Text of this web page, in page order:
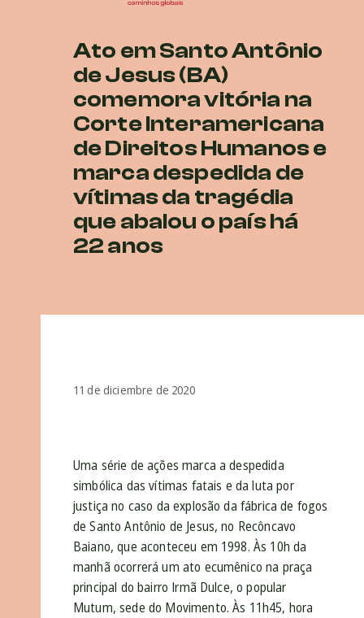
Ato em Santo Antônio
de Jesus (BA)
comemora vitória na
Corte Interamericana
de Direitos Humanos e
marca despedida de
vítimas da tragédia
que abalou o país há
22 anos
11 de diciembre de 2020
Uma série de ações marca a despedida
simbólica das vítimas fatais e da luta por
justiça no caso da explosão da fábrica de fogos
de Santo Antônio de Jesus, no Recôncavo
Baiano, que aconteceu em 1998. Às 10h da
manhã ocorrerá um ato ecumênico na praça
principal do bairro Irmã Dulce, o popular
Mutum, sede do Movimento. Às 11h45, hora